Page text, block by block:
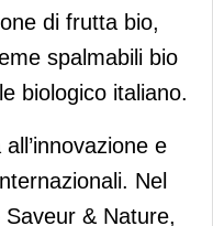
di frutta bio,
spalmabili bio
biologico italiano.
e
Nel
& Nature,